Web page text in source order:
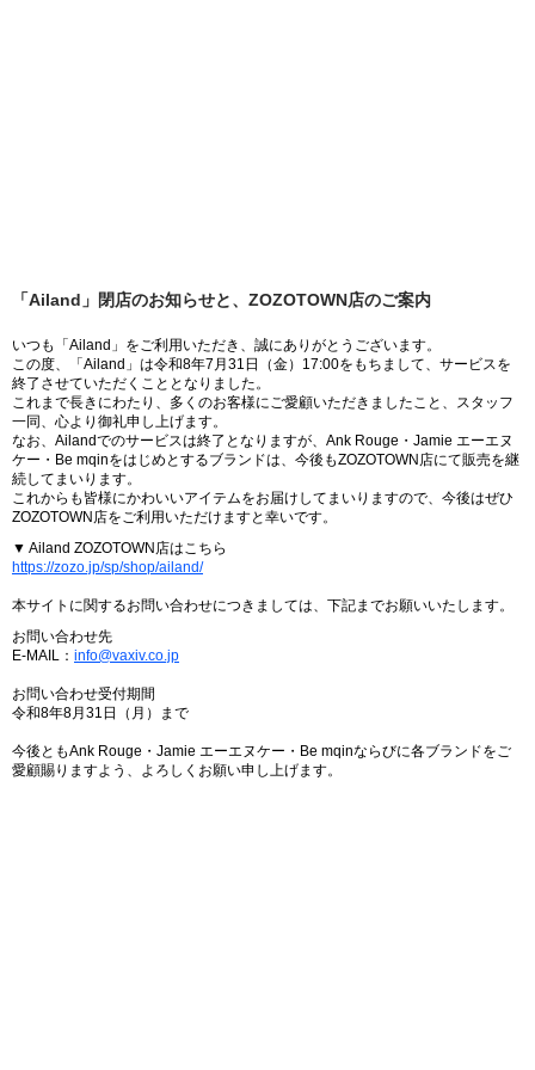
「Ailand」閉店のお知らせと、ZOZOTOWN店のご案内
いつも「Ailand」をご利用いただき、誠にありがとうございます。
この度、「Ailand」は令和8年7月31日（金）17:00をもちまして、サービスを
終了させていただくこととなりました。
これまで長きにわたり、多くのお客様にご愛顧いただきましたこと、スタッフ
一同、心より御礼申し上げます。
なお、Ailandでのサービスは終了となりますが、Ank Rouge・Jamie エーエヌ
ケー・Be mqinをはじめとするブランドは、今後もZOZOTOWN店にて販売を継
続してまいります。
これからも皆様にかわいいアイテムをお届けしてまいりますので、今後はぜひ
ZOZOTOWN店をご利用いただけますと幸いです。
▼ Ailand ZOZOTOWN店はこちら
https://zozo.jp/sp/shop/ailand/
本サイトに関するお問い合わせにつきましては、下記までお願いいたします。
お問い合わせ先
E-MAIL： info@vaxiv.co.jp
お問い合わせ受付期間
令和8年8月31日（月）まで
今後ともAnk Rouge・Jamie エーエヌケー・Be mqinならびに各ブランドをご
愛顧賜りますよう、よろしくお願い申し上げます。